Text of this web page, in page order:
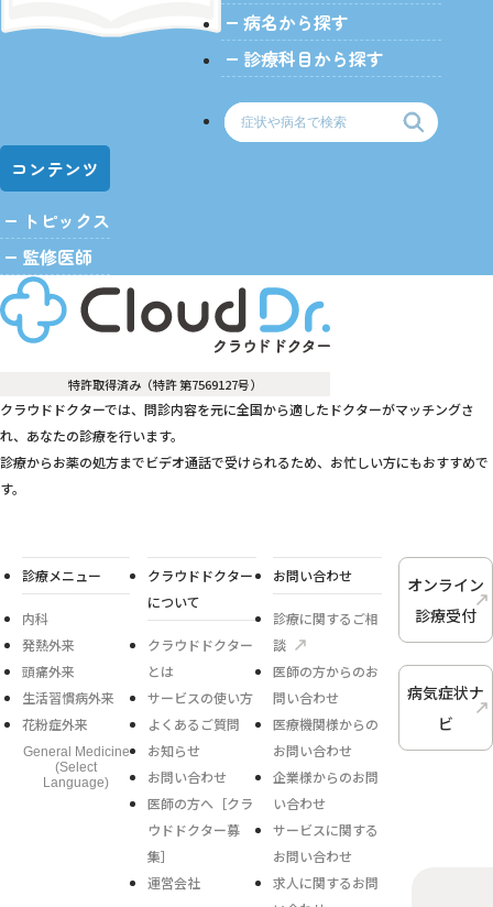
病名から探す
診療科目から探す
コンテンツ
トピックス
監修医師
特許取得済み（特許 第7569127号）
クラウドドクターでは、問診内容を元に全国から適したドクターがマッチングさ
れ、あなたの診療を行います。
診療からお薬の処方までビデオ通話で受けられるため、お忙しい方にもおすすめで
す。
診療メニュー
内科
発熱外来
頭痛外来
生活習慣病外来
花粉症外来
General Medicine
(Select
Language)
クラウドドクター
について
クラウドドクター
とは
サービスの使い方
よくあるご質問
お知らせ
お問い合わせ
医師の方へ［クラ
ウドドクター募
集］
運営会社
お問い合わせ
診療に関するご相
談
医師の方からのお
問い合わせ
医療機関様からの
お問い合わせ
企業様からのお問
い合わせ
サービスに関する
お問い合わせ
求人に関するお問
オンライン
診療受付
病気症状ナ
ビ